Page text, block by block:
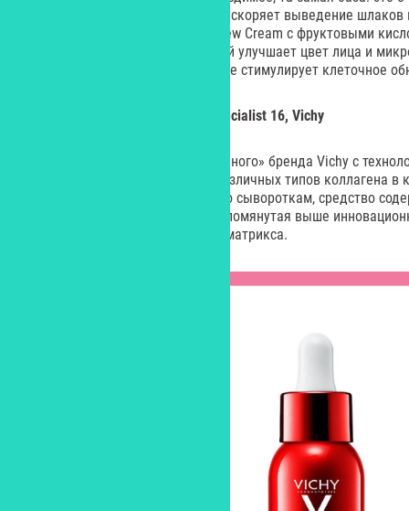
с антиоксидантным эффектом (ускоряет выведение
миндальный крем Mandelic Renew Cream с фруктовыми
экстрактами и маслами, который улучшает цвет лица и
питает и защищает кожу, а также стимулирует клеточное
Сыворотка Liftactiv Collagen Specialist 16, Vichy
Новинка от французского «аптечного» бренда Vichy с
TECHNOLOGY для укрепления различных типов коллагена
восстановления. Как и положено сывороткам, средство
более высокой концентрации. Упомянутая выше
восстановление коллагенового матрикса.